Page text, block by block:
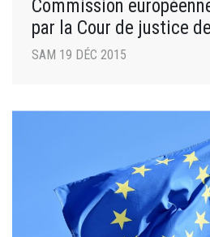
Commission
par la Cour de justice de
SAM 19 DÉC 2015